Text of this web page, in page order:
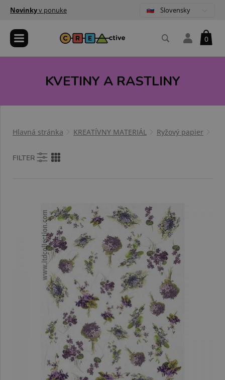
Novinkyv ponuke Slovensky
0
KVETINY A RASTLINY
Hlavná stránka KREATÍVNY MATERIÁL Ryžový papier
FILTER